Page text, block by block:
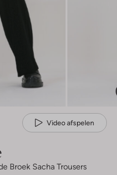
Video afspelen
Broek Sacha Trousers